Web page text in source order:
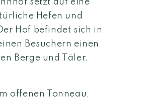
setzt auf eine
Hefen und
Hof befindet sich in
Besuchern einen
Berge und Täler.
offenen Tonneau,